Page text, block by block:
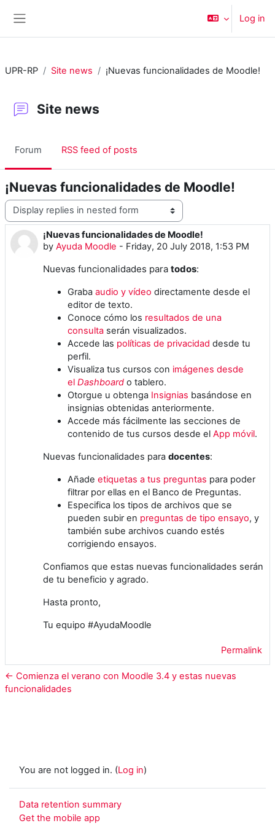
Log in
UPR-RP Site news ¡Nuevas funcionalidades de Moodle!
Site news
Forum RSS feed of posts
¡Nuevas funcionalidades de Moodle!
Display mode
¡Nuevas funcionalidades de Moodle!
by Ayuda Moodle - Friday, 20 July 2018, 1:53 PM
Number of replies: 0
Nuevas funcionalidades para todos:
Graba audio y vídeo directamente desde el
editor de texto.
Conoce cómo los resultados de una
consulta serán visualizados.
Accede las políticas de privacidad desde tu
perfil.
Visualiza tus cursos con imágenes desde
el Dashboard o tablero.
Otorgue u obtenga Insignias basándose en
insignias obtenidas anteriormente.
Accede más fácilmente las secciones de
contenido de tus cursos desde el App móvil.
Nuevas funcionalidades para docentes:
Añade etiquetas a tus preguntas para poder
filtrar por ellas en el Banco de Preguntas.
Especifica los tipos de archivos que se
pueden subir en preguntas de tipo ensayo, y
también sube archivos cuando estés
corrigiendo ensayos.
Confiamos que estas nuevas funcionalidades serán
de tu beneficio y agrado.
Hasta pronto,
Tu equipo #AyudaMoodle
Permalink
← Comienza el verano con Moodle 3.4 y estas nuevas
funcionalidades
You are not logged in. (Log in)
Data retention summary
Get the mobile app